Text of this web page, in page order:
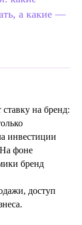
а какие —
на бренд:
инвестиции
фоне
бренд
доступ